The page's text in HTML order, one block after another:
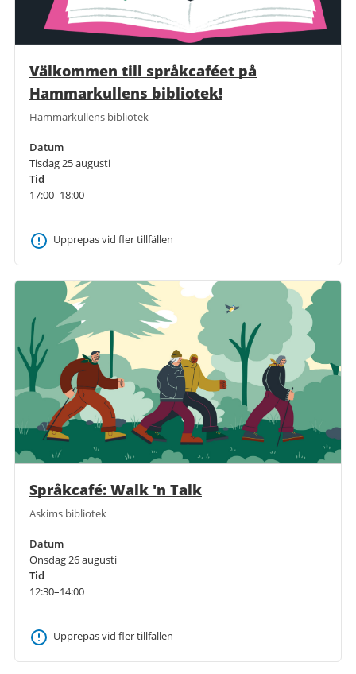
Välkommen till språkcaféet på
Hammarkullens bibliotek!
Hammarkullens bibliotek
Datum
Tisdag 25 augusti
Tid
17:00–18:00
Upprepas vid fler tillfällen
Språkcafé: Walk 'n Talk
Askims bibliotek
Datum
Onsdag 26 augusti
Tid
12:30–14:00
Upprepas vid fler tillfällen